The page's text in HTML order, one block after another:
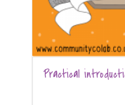
Practical